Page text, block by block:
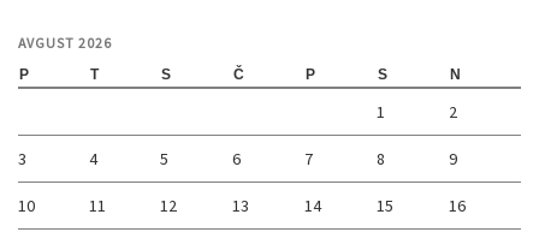
AVGUST 2026
P T S Č P S N
1 2
3 4 5 6 7 8 9
10 11 12 13 14 15 16